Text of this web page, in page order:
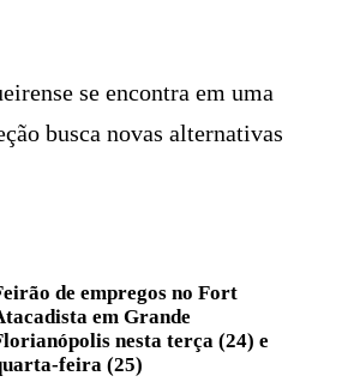
se encontra em uma
busca novas alternativas
de empregos no Fort
em Grande
nesta terça (24) e
feira (25)